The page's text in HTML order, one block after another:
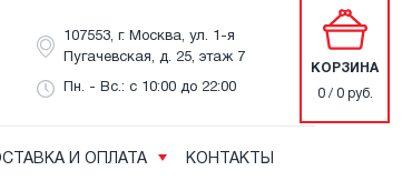
107553, г. Москва, ул. 1-я
Пугачевская, д. 25, этаж 7
Пн. - Вс.: с 10:00 до 22:00
И ОПЛАТА КОНТАКТЫ
КОРЗИНА
0 / 0 руб.